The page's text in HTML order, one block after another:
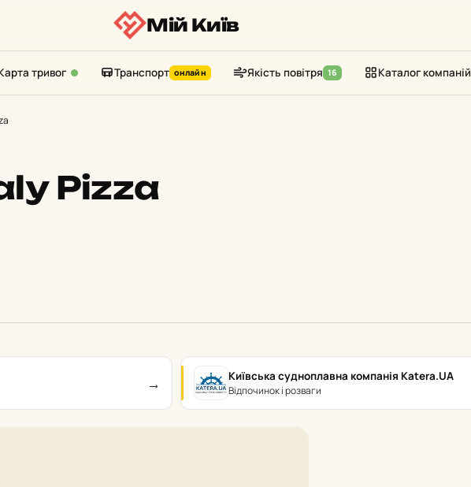
Мій Київ
тривог Транспорт онлайн Якість повітря 16 Каталог компаній
Pizza
→ Київська судноплавна компанія Katera.UA
Відпочинок і розваги